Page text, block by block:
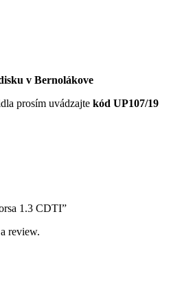
v Bernolákove
prosím uvádzajte kód UP107/19
1.3 CDTI”
review.